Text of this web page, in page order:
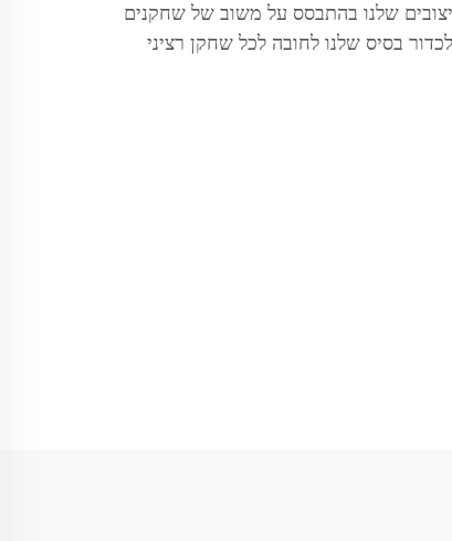
שלנו בהתבסס על משוב של שחקנים
בסיס שלנו לחובה לכל שחקן רציני